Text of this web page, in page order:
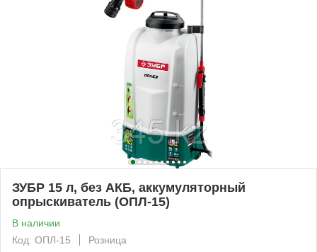
ЗУБР 15 л, без АКБ, аккумуляторный
опрыскиватель (ОПЛ-15)
В наличии
Код: ОПЛ-15
Розница